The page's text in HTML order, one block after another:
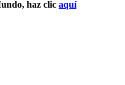
haz clic aquí